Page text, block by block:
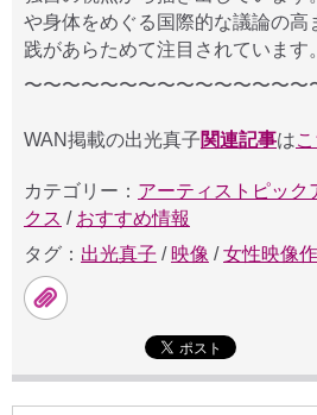
や身体をめぐる国際的な議論の高
践があらためて注目されています。
〜〜〜〜〜〜〜〜〜〜〜〜〜〜〜
WAN掲載の出光真子関連記事は
カテゴリー： アーティストピック
クス / おすすめ情報
タグ： 出光真子 / 映像 /女性映像